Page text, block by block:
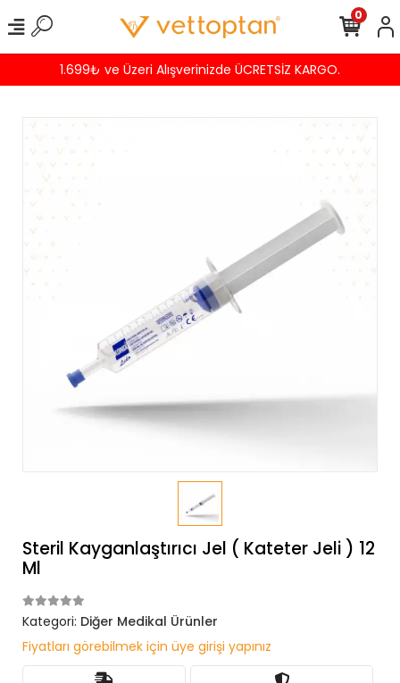
1.699₺ ve Üzeri Alışverinizde ÜCRETSİZ KARGO.
0
Steril Kayganlaştırıcı Jel ( Kateter Jeli ) 12
Ml
Kategori: Diğer Medikal Ürünler
Fiyatları görebilmek için üye girişi yapınız